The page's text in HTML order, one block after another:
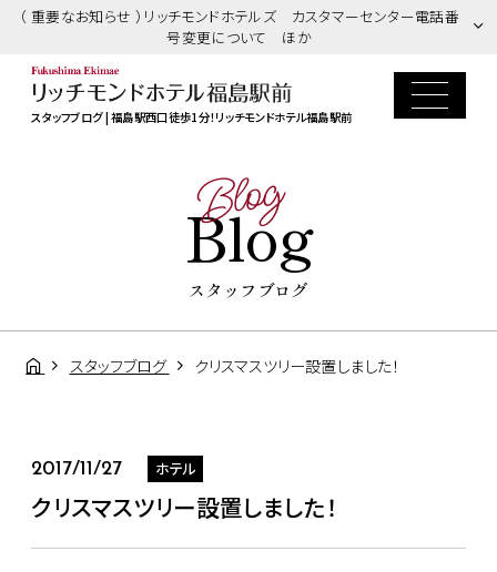
（ 重要なお知らせ ）リッチモンドホテルズ カスタマーセンター電話番
号変更について ほか
スタッフブログ | 福島駅西口徒歩1分！リッチモンドホテル福島駅前
Blog
Blog
スタッフブログ
スタッフブログ クリスマスツリー設置しました！
2017/11/27 ホテル
クリスマスツリー設置しました！